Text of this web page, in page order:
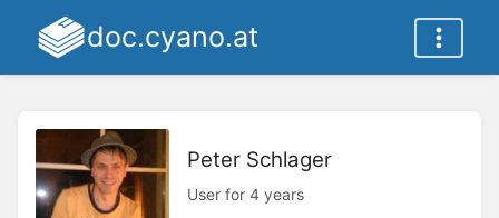
doc.cyano.at
Peter Schlager
User for 4 years